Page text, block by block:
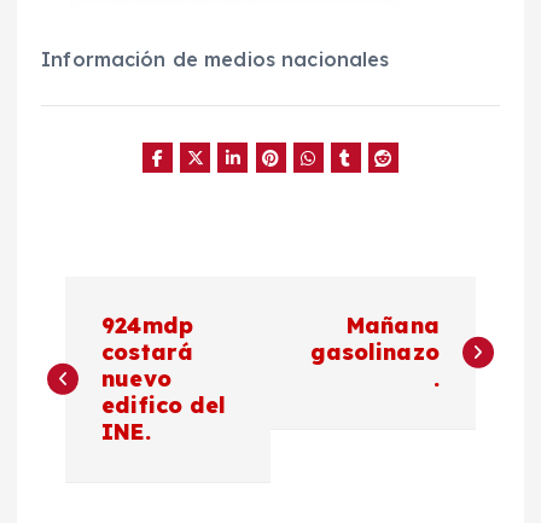
Información de medios nacionales
a
924mdp
costará
nuevo
edifico del
INE.
Mañana
gasolinazo
.